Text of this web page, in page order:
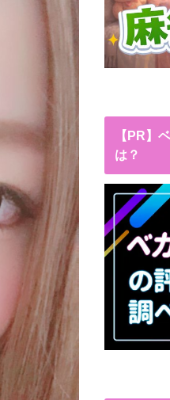
【PR】
は？